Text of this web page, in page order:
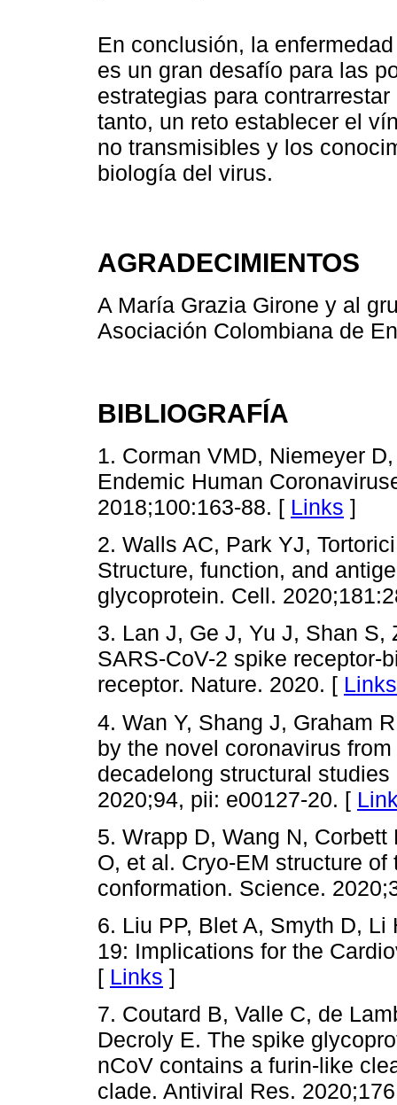
En conclusión, la
es un gran desafío para las
estrategias para
tanto, un reto establecer el
no transmisibles y los
biología del virus.
AGRADECIMIENTOS
A María Grazia Girone y al
Asociación Colombiana de
BIBLIOGRAFÍA
1. Corman VMD, Niemeyer
Endemic Human
2018;100:163-88. [ Links ]
2. Walls AC, Park YJ,
Structure, function, and
glycoprotein. Cell.
3. Lan J, Ge J, Yu J, Shan S,
SARS-CoV-2 spike receptor-
receptor. Nature. 2020. [ Links
4. Wan Y, Shang J, Graham
by the novel coronavirus
decadelong structural
2020;94, pii: e00127-20. [
5. Wrapp D, Wang N,
O, et al. Cryo-EM structure
conformation. Science.
6. Liu PP, Blet A, Smyth D,
19: Implications for the
[ Links ]
7. Coutard B, Valle C, de
Decroly E. The spike
nCoV contains a furin-like
clade. Antiviral Res.